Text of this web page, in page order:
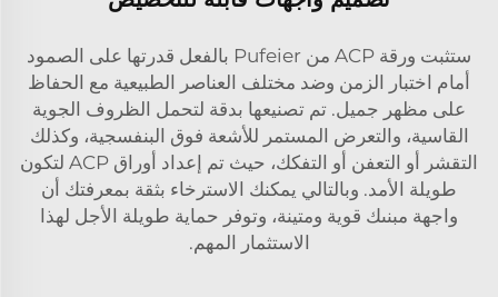
ستثبت ورقة ACP من Pufeier بالفعل قدرتها على الصمود
أمام اختبار الزمن وضد مختلف العناصر الطبيعية مع الحفاظ
على مظهر جميل. تم تصنيعها بدقة لتحمل الظروف الجوية
القاسية، والتعرض المستمر للأشعة فوق البنفسجية، وكذلك
التقشر أو التعفن أو التفكك، حيث تم إعداد أوراق ACP لتكون
طويلة الأمد. وبالتالي يمكنك الاسترخاء بثقة بمعرفتك أن
واجهة مبنىك قوية ومتينة، وتوفر حماية طويلة الأجل لهذا
الاستثمار المهم.